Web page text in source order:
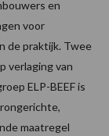
en
voor
de praktijk. Twee
verlaging van
ELP-BEEF is
maatregel